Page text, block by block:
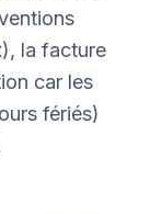
la facture
car les
fériés)